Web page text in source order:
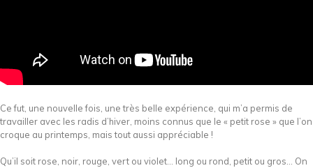
Ce fut, une nouvelle fois, une très belle expérience, qui m’a permis de
travailler avec les radis d’hiver, moins connus que le « petit rose » que l’on
croque au printemps, mais tout aussi appréciable !
Qu’il soit rose, noir, rouge, vert ou violet… long ou rond, petit ou gros… On